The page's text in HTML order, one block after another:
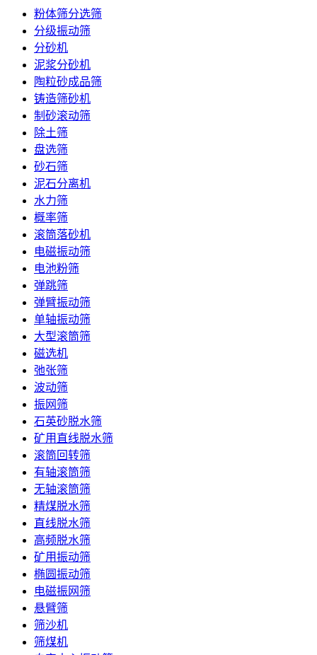
粉体筛分选筛
分级振动筛
分砂机
泥浆分砂机
陶粒砂成品筛
铸造筛砂机
制砂滚动筛
除土筛
盘选筛
砂石筛
泥石分离机
水力筛
概率筛
滚筒落砂机
电磁振动筛
电池粉筛
弹跳筛
弹臂振动筛
单轴振动筛
大型滚筒筛
磁选机
弛张筛
波动筛
振网筛
石英砂脱水筛
矿用直线脱水筛
滚筒回转筛
有轴滚筒筛
无轴滚筒筛
精煤脱水筛
直线脱水筛
高频脱水筛
矿用振动筛
椭圆振动筛
电磁振网筛
悬臂筛
筛沙机
筛煤机